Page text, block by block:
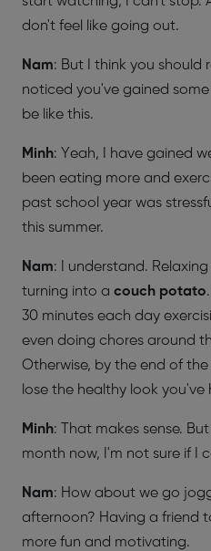
don't feel like going out.
Nam: But I think you should
noticed you've gained
be like this.
Minh: Yeah, I have gained
been eating more and
past school year was
this summer.
Nam: I understand.
turning into a couch potato
30 minutes each day
even doing chores around
Otherwise, by the end of
lose the healthy look you've
Minh: That makes sense.
month now, I'm not sure if I
Nam: How about we go
afternoon? Having a friend
more fun and motivating.